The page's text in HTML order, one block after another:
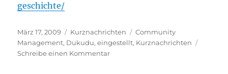
geschichte/
Veröffentlicht
am
März 17, 2009 Kategorien
Kurznachrichten Schlagwörter
Community
Management, Dukudu,eingestellt, Kurznachrichten
Schreibe einen Kommentarzu